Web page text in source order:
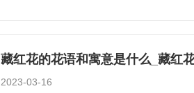
藏红花的花语和寓意是什么_藏红
2023-03-16